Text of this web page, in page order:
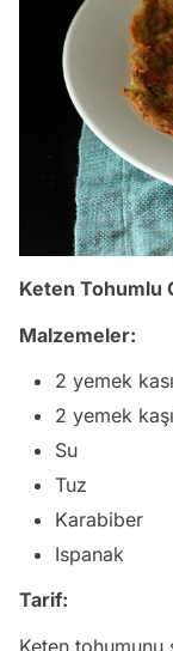
Keten Tohumlu
Malzemeler:
2 yemek
2 yemek
Su
Tuz
Karabiber
Ispanak
Tarif: